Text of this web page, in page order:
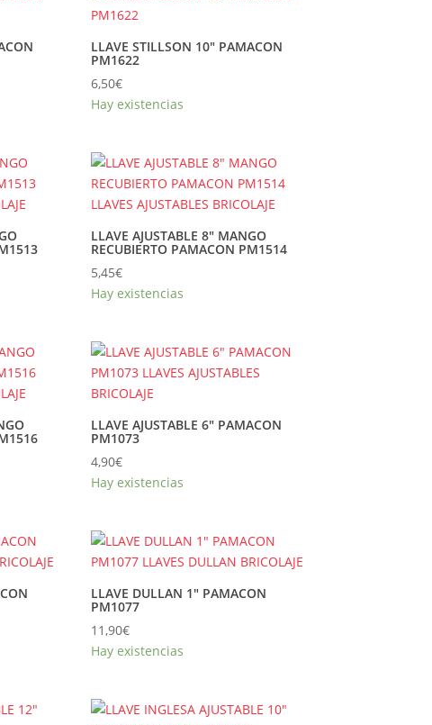
LLAVE STILLSON 10″ PAMACON
PM1622
6,50€
Hay existencias
LLAVE AJUSTABLE 8″ MANGO
RECUBIERTO PAMACON PM1514
5,45€
Hay existencias
LLAVE AJUSTABLE 6″ PAMACON
PM1073
4,90€
Hay existencias
LLAVE DULLAN 1″ PAMACON
PM1077
11,90€
Hay existencias